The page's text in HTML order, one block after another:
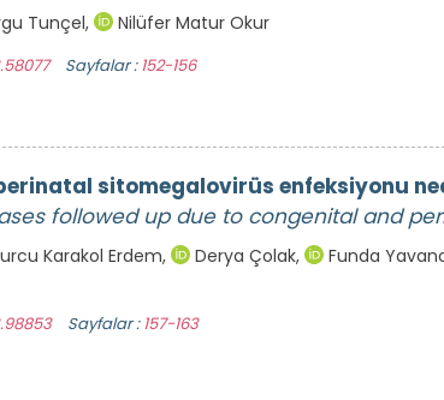
Tunçel, Nilüfer Matur Okur
Sayfalar :152-156
sitomegalovirüs enfeksiyonu
followed up due to congenital and
Karakol Erdem, Derya Çolak, Funda
Sayfalar :157-163